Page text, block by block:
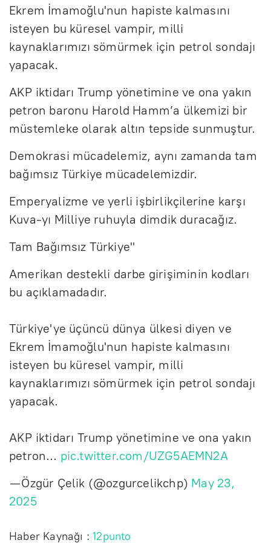
Ekrem İmamoğlu'nun hapiste kalmasını
isteyen bu küresel vampir, milli
kaynaklarımızı sömürmek için petrol sondajı
yapacak.
AKP iktidarı Trump yönetimine ve ona yakın
petron baronu Harold Hamm’a ülkemizi bir
müstemleke olarak altın tepside sunmuştur.
Demokrasi mücadelemiz, aynı zamanda tam
bağımsız Türkiye mücadelemizdir.
Emperyalizme ve yerli işbirlikçilerine karşı
Kuva-yı Milliye ruhuyla dimdik duracağız.
Tam Bağımsız Türkiye"
Amerikan destekli darbe girişiminin kodları
bu açıklamadadır.
Türkiye'ye üçüncü dünya ülkesi diyen ve
Ekrem İmamoğlu'nun hapiste kalmasını
isteyen bu küresel vampir, milli
kaynaklarımızı sömürmek için petrol sondajı
yapacak.
AKP iktidarı Trump yönetimine ve ona yakın
petron… pic.twitter.com/UZG5AEMN2A
— Özgür Çelik (@ozgurcelikchp) May 23,
2025
Haber Kaynağı :12punto